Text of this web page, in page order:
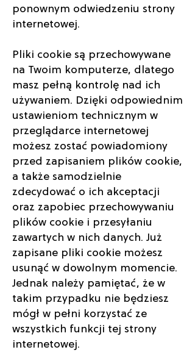
ponownym odwiedzeniu strony
internetowej.
Pliki cookie są przechowywane
na Twoim komputerze, dlatego
masz pełną kontrolę nad ich
używaniem. Dzięki odpowiednim
ustawieniom technicznym w
przeglądarce internetowej
możesz zostać powiadomiony
przed zapisaniem plików cookie,
a także samodzielnie
zdecydować o ich akceptacji
oraz zapobiec przechowywaniu
plików cookie i przesyłaniu
zawartych w nich danych. Już
zapisane pliki cookie możesz
usunąć w dowolnym momencie.
Jednak należy pamiętać, że w
takim przypadku nie będziesz
mógł w pełni korzystać ze
wszystkich funkcji tej strony
internetowej.